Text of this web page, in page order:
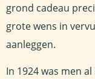
grond cadeau
grote wens in
aanleggen.
In 1924 was men